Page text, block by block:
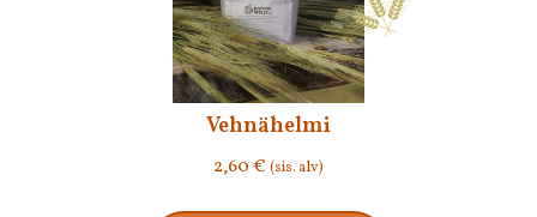
Vehnähelmi
2,60€(sis. alv)